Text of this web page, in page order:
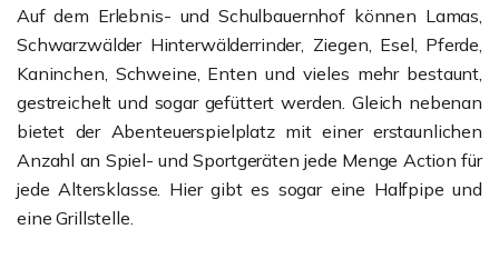
Auf dem Erlebnis- und Schulbauernhof können Lamas,
Schwarzwälder Hinterwälderrinder, Ziegen, Esel, Pferde,
Kaninchen, Schweine, Enten und vieles mehr bestaunt,
gestreichelt und sogar gefüttert werden. Gleich nebenan
bietet der Abenteuerspielplatz mit einer erstaunlichen
Anzahl an Spiel- und Sportgeräten jede Menge Action für
jede Altersklasse. Hier gibt es sogar eine Halfpipe und
eine Grillstelle.